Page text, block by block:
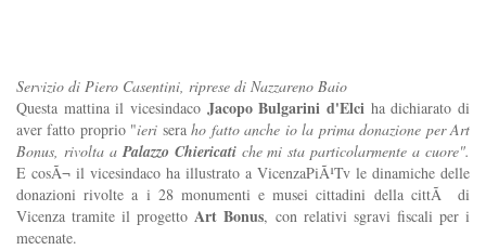
Servizio di Piero Casentini, riprese di Nazzareno Baio
Questa mattina il vicesindaco Jacopo Bulgarini d'Elci ha dichiarato di
aver fatto proprio "ieri seraho fatto anche io la prima donazione per Art
Bonus, rivolta aPalazzo Chiericatiche mi sta particolarmente a cuore".
E cosÃ¬ il vicesindaco ha illustrato a VicenzaPiÃ¹Tv le dinamiche delle
donazioni rivolte a i 28 monumenti e musei cittadini della cittÃ di
Vicenza tramite il progettoArt Bonus, con relativi sgravi fiscali per i
mecenate.